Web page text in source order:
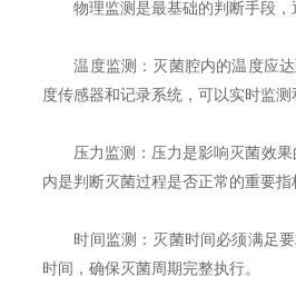
物理监测是最基础的判断手段，
温度监测：灭菌腔内的温度应达
度传感器和记录系统，可以实时监测
压力监测：压力是影响灭菌效果
内是判断灭菌过程是否正常的重要指
时间监测：灭菌时间必须满足要
时间，确保灭菌周期完整执行。